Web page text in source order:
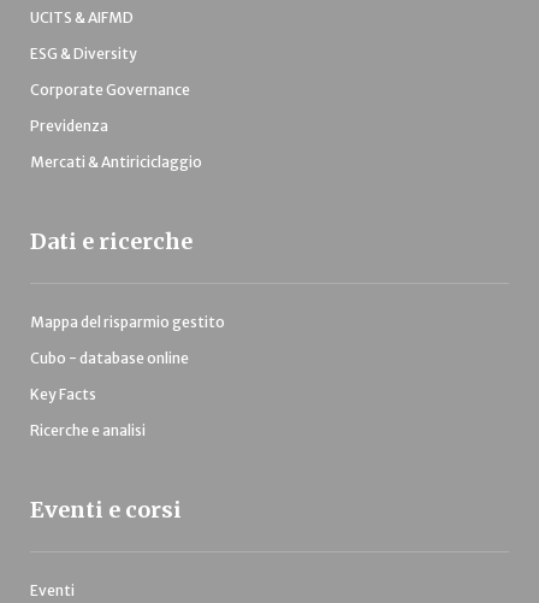
UCITS & AIFMD
ESG & Diversity
Corporate Governance
Previdenza
Mercati & Antiriciclaggio
Dati e ricerche
Mappa del risparmio gestito
Cubo - database online
Key Facts
Ricerche e analisi
Eventi e corsi
Eventi